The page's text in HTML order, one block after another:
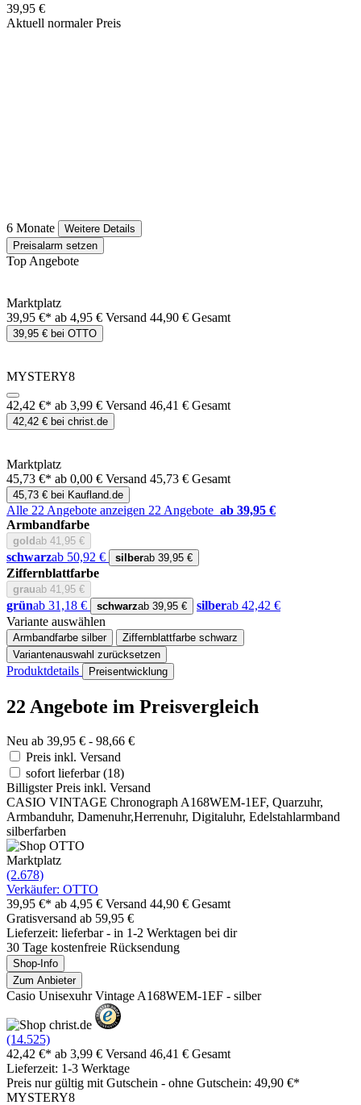
39,95 €
Aktuell normaler Preis
6 Monate
Weitere Details
Preisalarm setzen
Top Angebote
Marktplatz
39,95 €* ab 4,95 € Versand 44,90 € Gesamt
39,95 € bei OTTO
MYSTERY8
42,42 €* ab 3,99 € Versand 46,41 € Gesamt
42,42 € bei christ.de
Marktplatz
45,73 €* ab 0,00 € Versand 45,73 € Gesamt
45,73 € bei Kaufland.de
Alle 22 Angebote anzeigen 22 Angebote ab 39,95 €
Armbandfarbe
gold ab 41,95 €
schwarzab 50,92 € silberab 39,95 €
Ziffernblattfarbe
grauab 41,95 €
grünab 31,18 € schwarzab 39,95 € silberab 42,42 €
Variante auswählen
Armbandfarbe silber Ziffernblattfarbe schwarz
Variantenauswahl zurücksetzen
Produktdetails Preisentwicklung
22 Angebote im Preisvergleich
Neu ab 39,95 € - 98,66 €
Preis inkl. Versand
sofort lieferbar(18)
Billigster Preis inkl. Versand
CASIO VINTAGE Chronograph A168WEM-1EF, Quarzuhr,
Armbanduhr, Damenuhr,Herrenuhr, Digitaluhr, Edelstahlarmband
silberfarben
Marktplatz
(2.678)
Verkäufer: OTTO
39,95 €* ab 4,95 € Versand 44,90 € Gesamt
Gratisversand ab 59,95 €
Lieferzeit: lieferbar - in 1-2 Werktagen bei dir
30 Tage kostenfreie Rücksendung
Shop-Info
Zum Anbieter
Casio Unisexuhr Vintage A168WEM-1EF - silber
(14.525)
42,42 €* ab 3,99 € Versand 46,41 € Gesamt
Lieferzeit: 1-3 Werktage
Preis nur gültig mit Gutschein - ohne Gutschein: 49,90 €*
MYSTERY8